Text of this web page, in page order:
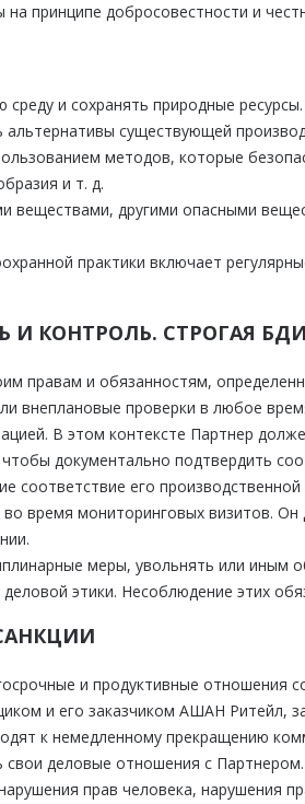
принципе добросовестности и
и сохранять природные
существующей
методов, которые
и т. д.
веществами, другими опасными
практики включает
И КОНТРОЛЬ. СТРОГАЯ
правам и обязанностям,
внеплановые проверки в любое
В этом контексте Партнер
документально подтвердить
соответствие его
время мониторинговых визитов.
меры, увольнять или иным
этики. Несоблюдение этих
и продуктивные
и его заказчиком АШАН Ритейл,
к немедленному прекращению
свои деловые отношения с
прав человека, нарушения